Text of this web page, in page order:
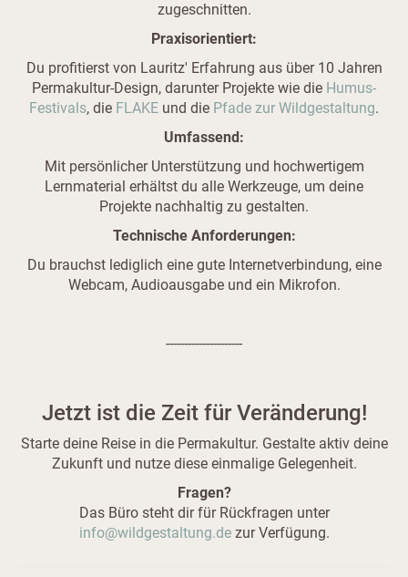
zugeschnitten.
Praxisorientiert:
Du profitierst von Lauritz' Erfahrung aus über 10 Jahren
Permakultur-Design, darunter Projekte wie die Humus-
Festivals, die FLAKE und die Pfade zur Wildgestaltung.
Umfassend:
Mit persönlicher Unterstützung und hochwertigem
Lernmaterial erhältst du alle Werkzeuge, um deine
Projekte nachhaltig zu gestalten.
Technische Anforderungen:
Du brauchst lediglich eine gute Internetverbindung, eine
Webcam, Audioausgabe und ein Mikrofon.
---------------------
Jetzt ist die Zeit für Veränderung!
Starte deine Reise in die Permakultur. Gestalte aktiv deine
Zukunft und nutze diese einmalige Gelegenheit.
Fragen?
Das Büro steht dir für Rückfragen unter
info@wildgestaltung.dezur Verfügung.